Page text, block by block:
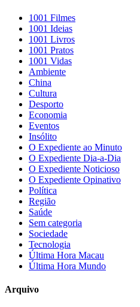
1001 Filmes
1001 Ideias
1001 Livros
1001 Pratos
1001 Vidas
Ambiente
China
Cultura
Desporto
Economia
Eventos
Insólito
O Expediente ao Minuto
O Expediente Dia-a-Dia
O Expediente Noticioso
O Expediente Opinativo
Política
Região
Saúde
Sem categoria
Sociedade
Tecnologia
Última Hora Macau
Última Hora Mundo
Arquivo